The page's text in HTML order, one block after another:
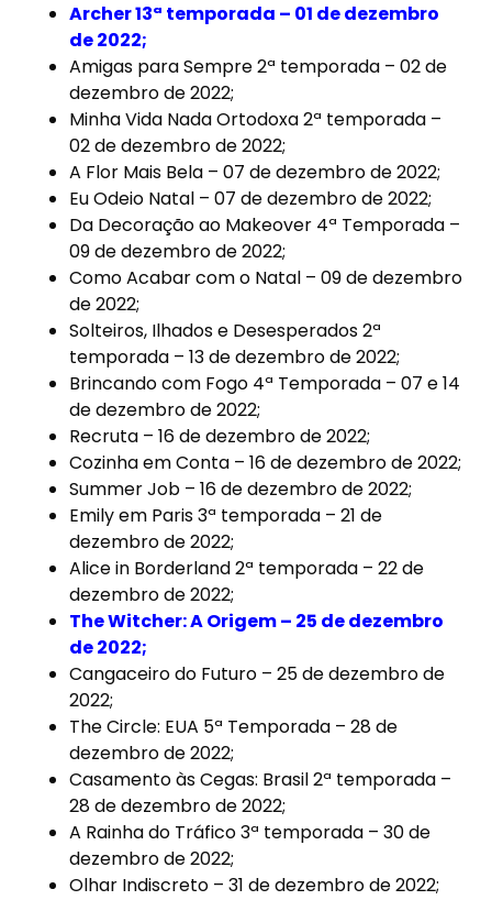
Archer 13ª temporada – 01 de dezembro
de 2022;
Amigas para Sempre 2ª temporada – 02 de
dezembro de 2022;
Minha Vida Nada Ortodoxa 2ª temporada –
02 de dezembro de 2022;
A Flor Mais Bela – 07 de dezembro de 2022;
Eu Odeio Natal – 07 de dezembro de 2022;
Da Decoração ao Makeover 4ª Temporada –
09 de dezembro de 2022;
Como Acabar com o Natal – 09 de dezembro
de 2022;
Solteiros, Ilhados e Desesperados 2ª
temporada – 13 de dezembro de 2022;
Brincando com Fogo 4ª Temporada – 07 e 14
de dezembro de 2022;
Recruta – 16 de dezembro de 2022;
Cozinha em Conta – 16 de dezembro de 2022;
Summer Job – 16 de dezembro de 2022;
Emily em Paris 3ª temporada – 21 de
dezembro de 2022;
Alice in Borderland 2ª temporada – 22 de
dezembro de 2022;
The Witcher: A Origem – 25 de dezembro
de 2022;
Cangaceiro do Futuro – 25 de dezembro de
2022;
The Circle: EUA 5ª Temporada – 28 de
dezembro de 2022;
Casamento às Cegas: Brasil 2ª temporada –
28 de dezembro de 2022;
A Rainha do Tráfico 3ª temporada – 30 de
dezembro de 2022;
Olhar Indiscreto – 31 de dezembro de 2022;